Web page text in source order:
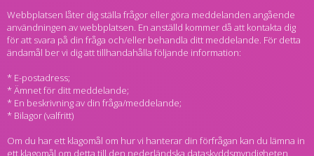
Webbplatsen låter dig ställa frågor eller göra meddelanden angående
användningen av webbplatsen. En anställd kommer då att kontakta dig
för att svara på din fråga och/eller behandla ditt meddelande. För detta
ändamål ber vi dig att tillhandahålla följande information:
* E-postadress;
* Ämnet för ditt meddelande;
* En beskrivning av din fråga/meddelande;
* Bilagor (valfritt)
Om du har ett klagomål om hur vi hanterar din förfrågan kan du lämna in
ett klagomål om detta till den nederländska dataskyddsmyndigheten